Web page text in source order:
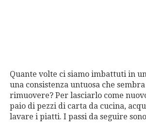
Quante volte ci siamo imbattuti in
una consistenza untuosa che
rimuovere? Per lasciarlo come
paio di pezzi di carta da cucina,
lavare i piatti. I passi da seguire